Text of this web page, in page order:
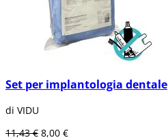
Set per implantologia dentale
di VIDU
11,43 € 8,00 €